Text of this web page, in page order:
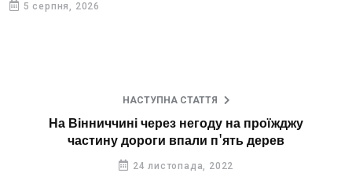
5 серпня, 2026
НАСТУПНА СТАТТЯ
На Вінниччині через негоду на проїжджу
частину дороги впали п'ять дерев
24 листопада, 2022